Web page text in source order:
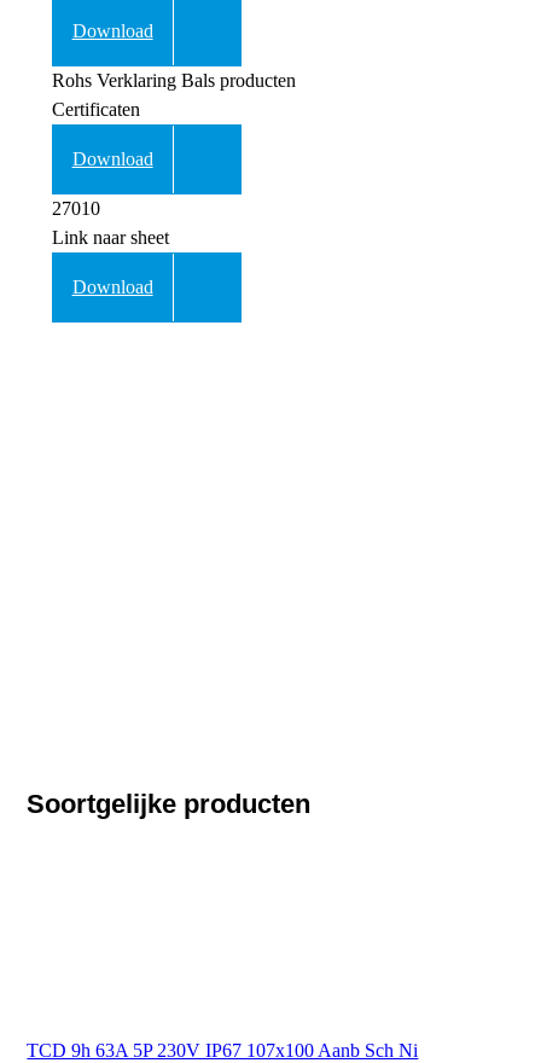
Download
Rohs Verklaring Bals producten
Certificaten
Download
27010
Link naar sheet
Download
Soortgelijke producten
TCD 9h 63A 5P 230V IP67 107x100 Aanb Sch Ni